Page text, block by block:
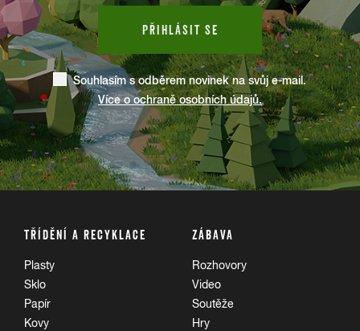
CEDNÍK
PLASTY KOVY
Plastový do kontejneru na plasty, kovový do kontejneru
na kovy.
D
DEODORANT
PŘIHLÁSIT SE
Souhlasím s odběrem novinek na svůj e-mail.
Více o ochraně osobních údajů.
TŘÍDĚNÍ A RECYKLACE
Plasty
Sklo
Papír
Kovy
ZÁBAVA
Rozhovory
Video
Soutěže
Hry